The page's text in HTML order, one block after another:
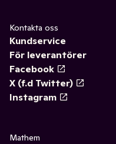
Kontakta oss
Kundservice
För leverantörer
Facebook
X (f.d Twitter)
Instagram
Mathem